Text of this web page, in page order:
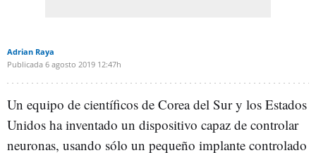
Adrian Raya
Publicada 6 agosto 2019 12:47h
Un equipo de científicos de Corea del Sur y los Estados
Unidos ha inventado un dispositivo capaz de controlar
neuronas, usando sólo un pequeño implante controlado